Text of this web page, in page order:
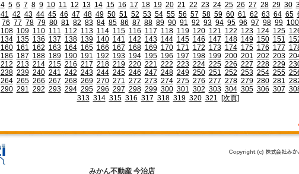
4 5 6 7 8 9 10 11 12 13 14 15 16 17 18 19 20 21 22 23 24 25 26 27 28 29 30
41 42 43 44 45 46 47 48 49 50 51 52 53 54 55 56 57 58 59 60 61 62 63 64 65
76 77 78 79 80 81 82 83 84 85 86 87 88 89 90 91 92 93 94 95 96 97 98 99 100
108 109 110 111 112 113 114 115 116 117 118 119 120 121 122 123 124 125
134 135 136 137 138 139 140 141 142 143 144 145 146 147 148 149 150 151
160 161 162 163 164 165 166 167 168 169 170 171 172 173 174 175 176 177
186 187 188 189 190 191 192 193 194 195 196 197 198 199 200 201 202 203
212 213 214 215 216 217 218 219 220 221 222 223 224 225 226 227 228 229
238 239 240 241 242 243 244 245 246 247 248 249 250 251 252 253 254 255
264 265 266 267 268 269 270 271 272 273 274 275 276 277 278 279 280 281
290 291 292 293 294 295 296 297 298 299 300 301 302 303 304 305 306 307
313 314 315 316 317 318 319 320 321 [次頁]
みかん不動産 今治店